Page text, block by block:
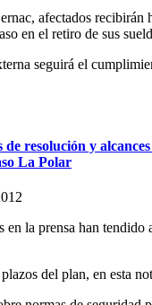
afectados recibirán
en el retiro de sus
seguirá el
de resolución y
La Polar
en la prensa han tendido
del plan, en esta